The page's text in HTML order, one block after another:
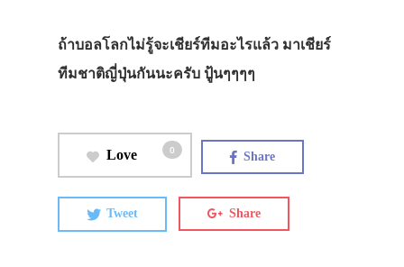
ถ้าบอลโลกไม่รู้จะเชียร์ทีมอะไรแล้ว มาเชียร์
ทีมชาติญี่ปุ่นกันนะครับ ปู้นๆๆๆๆ
Love 0 Share
Tweet Share